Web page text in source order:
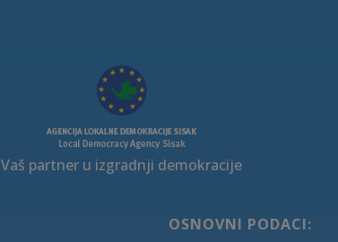
Vaš partner u izgradnji demokracije
OSNOVNI PODACI: